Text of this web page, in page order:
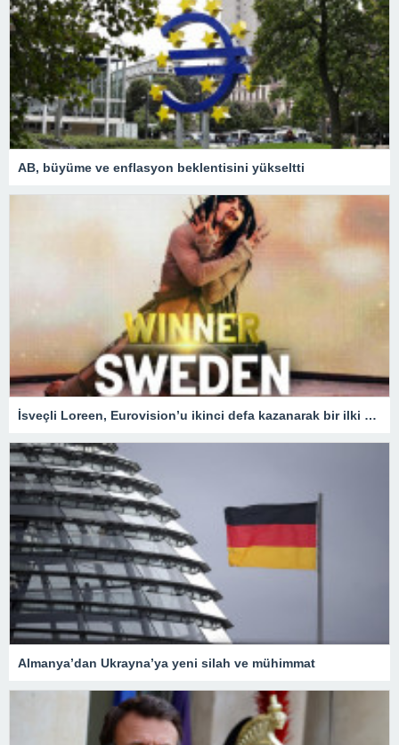
AB, büyüme ve enflasyon beklentisini yükseltti
İsveçli Loreen, Eurovision’u ikinci defa kazanarak bir ilki gerçekleştirdi
Almanya’dan Ukrayna’ya yeni silah ve mühimmat